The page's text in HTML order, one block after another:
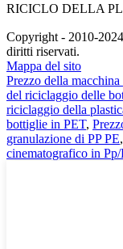
RICICLO DELLA
Copyright - 2010-
diritti riservati.
Mappa del sito
Prezzo della
del riciclaggio delle
riciclaggio della
bottiglie in PET,
granulazione di PP PE,
cinematografico in Pp/